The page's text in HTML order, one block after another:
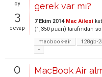
oy
3
cevap
gerek var mı?
7 Ekim 2014 Mac Ailesi
(1,350 puan) tarafından
macbook-air
128gb-
-
0
MacBook Air